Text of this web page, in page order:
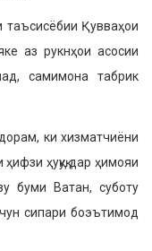
Қувваҳои
аз рукнҳои асосии
самимона табрик
ки хизматчиёни
ҳуқуқ дар ҳимояи
буми Ватан, суботу
сипари боэътимод